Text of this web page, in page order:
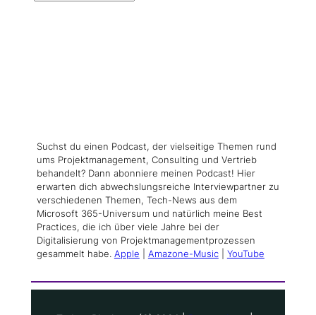
Suchst du einen Podcast, der vielseitige Themen rund
ums Projektmanagement, Consulting und Vertrieb
behandelt? Dann abonniere meinen Podcast! Hier
erwarten dich abwechslungsreiche Interviewpartner zu
verschiedenen Themen, Tech-News aus dem
Microsoft 365-Universum und natürlich meine Best
Practices, die ich über viele Jahre bei der
Digitalisierung von Projektmanagementprozessen
gesammelt habe. Apple Amazone-Music| YouTube